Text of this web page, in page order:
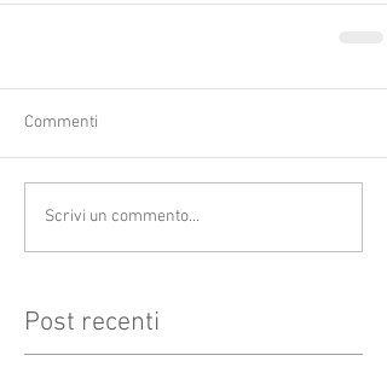
Commenti
Scrivi un commento...
Post recenti